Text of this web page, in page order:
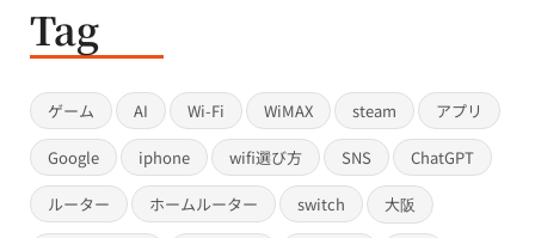
Tag
ゲーム AI Wi-Fi WiMAX steam アプリ
Google iphone wifi選び方 SNS ChatGPT
ルーター ホームルーター switch 大阪